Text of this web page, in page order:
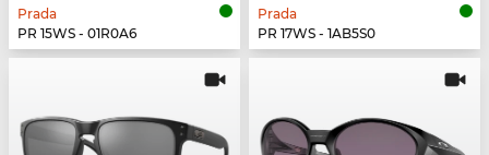
Prada
PR 15WS - 01R0A6
Prada
PR 17WS - 1AB5S0